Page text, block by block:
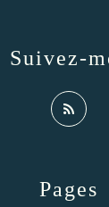
Pages
Suivez-